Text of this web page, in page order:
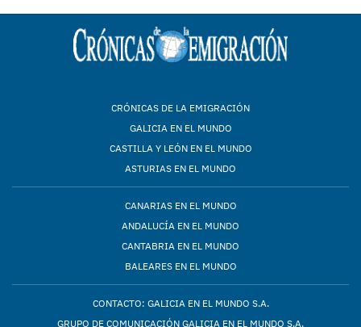
CRÓNICAS DE LA EMIGRACIÓN
GALICIA EN EL MUNDO
CASTILLA Y LEÓN EN EL MUNDO
ASTURIAS EN EL MUNDO
CANARIAS EN EL MUNDO
ANDALUCÍA EN EL MUNDO
CANTABRIA EN EL MUNDO
BALEARES EN EL MUNDO
CONTACTO: GALICIA EN EL MUNDO S.A.
GRUPO DE COMUNICACIÓN GALICIA EN EL MUNDO S.A.